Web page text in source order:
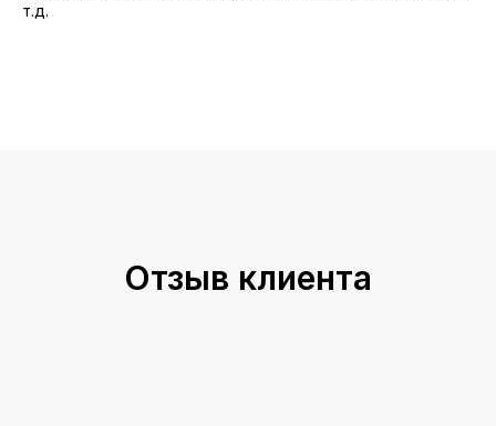
т.д.
Отзыв клиента